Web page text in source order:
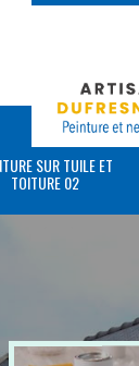
SUR TUILE ET
TOITURE 02